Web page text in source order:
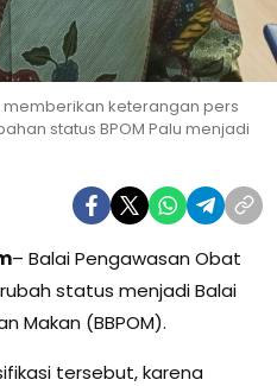
memberikan keterangan pers
status BPOM Palu menjadi
– Balai Pengawasan Obat
status menjadi Balai
Makan (BBPOM).
tersebut, karena